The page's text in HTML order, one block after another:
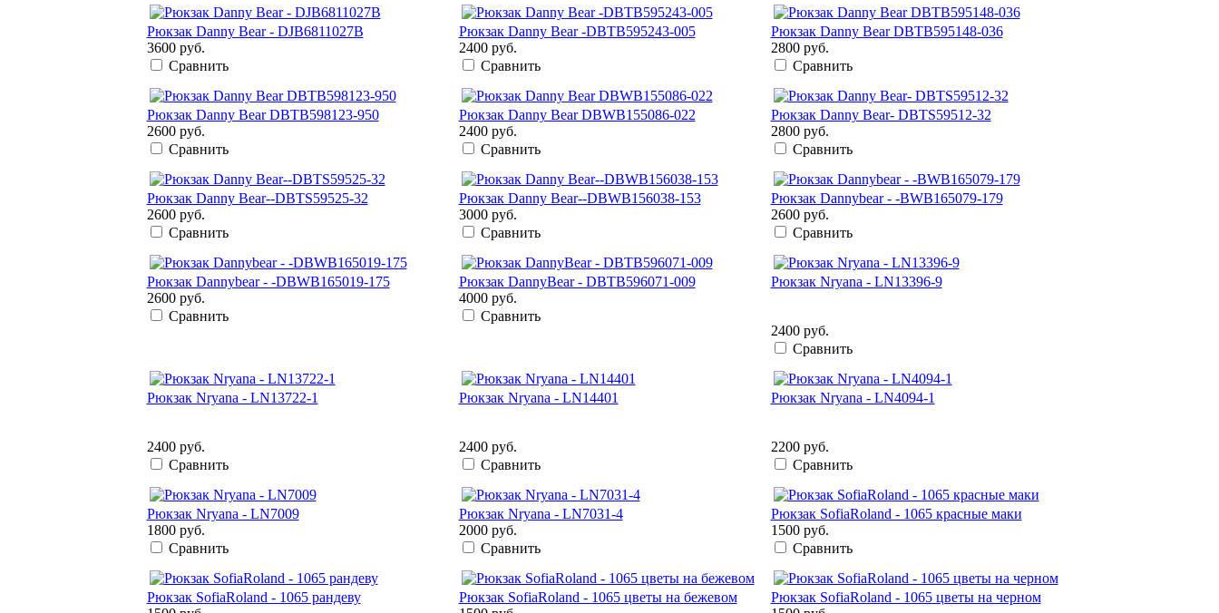
Рюкзак Danny Bear - DJB6811027B
3600 руб.
Сравнить
Рюкзак Danny Bear -DBTB595243-005
2400 руб.
Сравнить
Рюкзак Danny Bear DBTB595148-036
2800 руб.
Сравнить
Рюкзак Danny Bear DBTB598123-950
2600 руб.
Сравнить
Рюкзак Danny Bear DBWB155086-022
2400 руб.
Сравнить
Рюкзак Danny Bear- DBTS59512-32
2800 руб.
Сравнить
Рюкзак Danny Bear--DBTS59525-32
2600 руб.
Сравнить
Рюкзак Danny Bear--DBWB156038-153
3000 руб.
Сравнить
Рюкзак Dannybear - -BWB165079-179
2600 руб.
Сравнить
Рюкзак Dannybear - -DBWB165019-175
2600 руб.
Сравнить
Рюкзак DannyBear - DBTB596071-009
4000 руб.
Сравнить
Рюкзак Nryana - LN13396-9
2400 руб.
Сравнить
Рюкзак Nryana - LN13722-1
2400 руб.
Сравнить
Рюкзак Nryana - LN14401
2400 руб.
Сравнить
Рюкзак Nryana - LN4094-1
2200 руб.
Сравнить
Рюкзак Nryana - LN7009
1800 руб.
Сравнить
Рюкзак Nryana - LN7031-4
2000 руб.
Сравнить
Рюкзак SofiaRoland - 1065 красные маки
1500 руб.
Сравнить
Рюкзак SofiaRoland - 1065 рандеву
Рюкзак SofiaRoland - 1065 цветы на бежевом
Рюкзак SofiaRoland - 1065 цветы на черном